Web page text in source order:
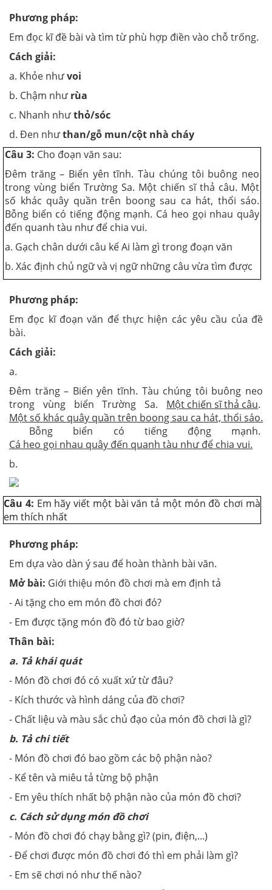
Phương pháp:
Em đọc kĩ đề bài và tìm từ phù hợp điền vào chỗ trống.
Cách giải:
a. Khỏe nhưvoi
b. Chậm như rùa
c. Nhanh nhưthỏ/sóc
d. Đen nhưthan/gỗ mun/cột nhà cháy
Câu 3: Cho đoạn văn sau:
Đêm trăng – Biển yên tĩnh. Tàu chúng tôi buông neo
trong vùng biển Trường Sa. Một chiến sĩ thả câu. Một
số khác quây quần trên boong sau ca hát, thổi sáo.
Bỗng biển có tiếng động mạnh. Cá heo gọi nhau quây
đến quanh tàu như để chia vui.
a. Gạch chân dưới câu kể Ai làm gì trong đoạn văn
b. Xác định chủ ngữ và vị ngữ những câu vừa tìm được
Phương pháp:
Em đọc kĩ đoạn văn để thực hiện các yêu cầu của đề
bài.
Cách giải:
a.
Đêm trăng – Biển yên tĩnh. Tàu chúng tôi buông neo
trong vùng biển Trường Sa. Một chiến sĩ thả câu.
Một số khác quây quần trên boong sau ca hát, thổi sáo.
Bỗng biển có tiếng động mạnh.
Cá heo gọi nhau quây đến quanh tàu như để chia vui.
b.
Câu 4: Em hãy viết một bài văn tả một món đồ chơi mà
em thích nhất
Phương pháp:
Em dựa vào dàn ý sau để hoàn thành bài văn.
Mở bài: Giới thiệu món đồ chơi mà em định tả
- Ai tặng cho em món đồ chơi đó?
- Em được tặng món đồ đó từ bao giờ?
Thân bài:
a. Tả khái quát
- Món đồ chơi đó có xuất xứ từ đâu?
- Kích thước và hình dáng của đồ chơi?
- Chất liệu và màu sắc chủ đạo của món đồ chơi là gì?
b. Tả chi tiết
- Món đồ chơi đó bao gồm các bộ phận nào?
- Kể tên và miêu tả từng bộ phận
- Em yêu thích nhất bộ phận nào của món đồ chơi?
c. Cách sử dụng món đồ chơi
- Món đồ chơi đó chạy bằng gì? (pin, điện,...)
- Để chơi được món đồ chơi đó thì em phải làm gì?
- Em sẽ chơi nó như thế nào?